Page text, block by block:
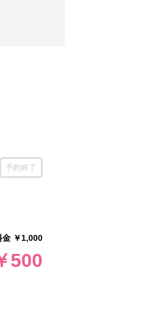
予約終了
金 ￥1,000
500